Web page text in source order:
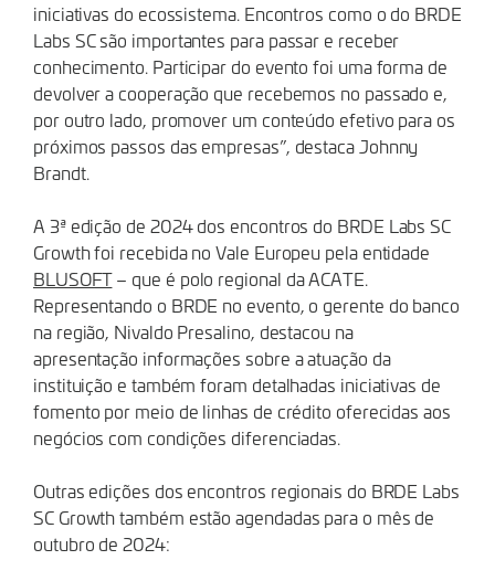
iniciativas do ecossistema. Encontros como o do BRDE
Labs SC são importantes para passar e receber
conhecimento. Participar do evento foi uma forma de
devolver a cooperação que recebemos no passado e,
por outro lado, promover um conteúdo efetivo para os
próximos passos das empresas”, destaca Johnny
Brandt.
A 3ª edição de 2024 dos encontros do BRDE Labs SC
Growth foi recebida no Vale Europeu pela entidade
BLUSOFT– que é polo regional da ACATE.
Representando o BRDE no evento, o gerente do banco
na região, Nivaldo Presalino, destacou na
apresentação informações sobre a atuação da
instituição e também foram detalhadas iniciativas de
fomento por meio de linhas de crédito oferecidas aos
negócios com condições diferenciadas.
Outras edições dos encontros regionais do BRDE Labs
SC Growth também estão agendadas para o mês de
outubro de 2024: